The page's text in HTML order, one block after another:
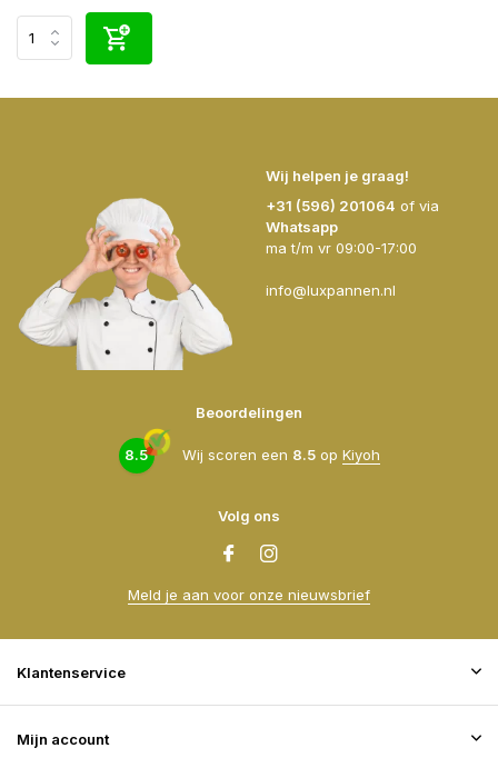
Wij helpen je graag!
+31 (596) 201064 of via
Whatsapp
ma t/m vr 09:00-17:00
info@luxpannen.nl
Beoordelingen
8.5 Wij scoren een 8.5op Kiyoh
Volg ons
Meld je aan voor onze nieuwsbrief
Klantenservice
Mijn account